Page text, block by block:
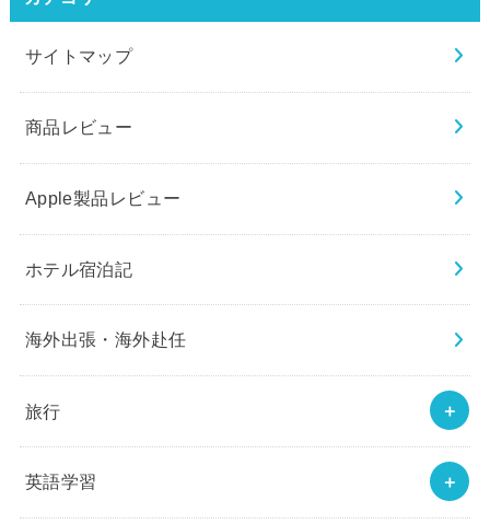
サイトマップ
商品レビュー
Apple製品レビュー
ホテル宿泊記
海外出張・海外赴任
旅行
英語学習